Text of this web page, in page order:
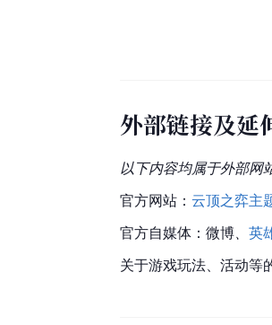
外部链接及延
以下内容均属于外部网
官方网站： 云顶之弈主
官方自媒体 ： 微博、 英
关于游戏玩法、活动等